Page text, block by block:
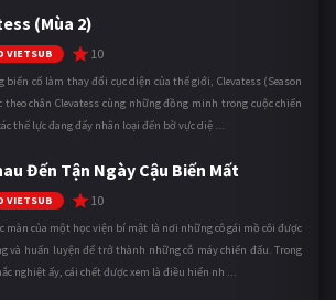
(Mùa 2)
VIETSUB 10
biến cố làm thay đổi cục diện của thế giới, Clevatess (Season
chân Clevatess cùng những đồng minh trong cuộc chiến
thế lực đang đẩy nhân loại đến bờ vực diệ ...
Đến Tận Ngày Cậu Biến Mất
VIETSUB 10
màn của một học viện bí mật là nơi những cô gái mồ côi được
và huấn luyện để trở thành những cỗ máy chiến đấu. Trong
nghiệt ấy, cái chết được xem là điều hiển nh ...